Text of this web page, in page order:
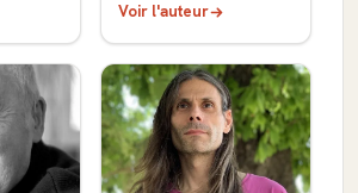
Voir l'auteur